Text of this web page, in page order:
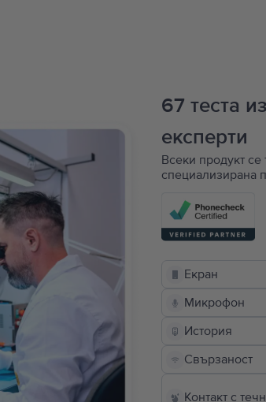
67 теста
експерти
Всеки продукт
специализирана
Екран
Микрофон
История
Свързаност
Контакт с